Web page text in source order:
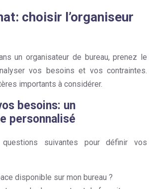
choisir l’organiseur
un organisateur de bureau, prenez le
vos besoins et vos contraintes.
importants à considérer.
besoins: un
personnalisé
suivantes pour définir vos
disponible sur mon bureau ?